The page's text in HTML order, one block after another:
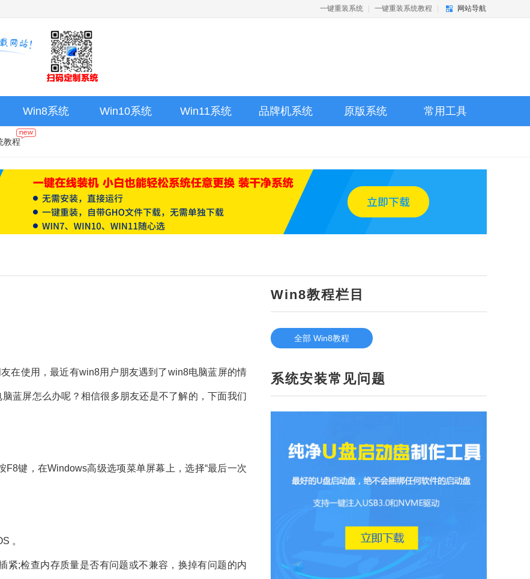
一键重装系统 一键重装系统教程 网站导航
Win8系统 Win10系统 Win11系统 品牌机系统 原版系统 常用工具
教程
在使用，最近有win8用户朋友遇到了win8电脑蓝屏的情
蓝屏怎么办呢？相信很多朋友还是不了解的，下面我们
键，在Windows高级选项菜单屏幕上，选择“最后一次
。
紧;检查内存质量是否有问题或不兼容，换掉有问题的内
Win8教程栏目
全部 Win8教程
系统安装常见问题